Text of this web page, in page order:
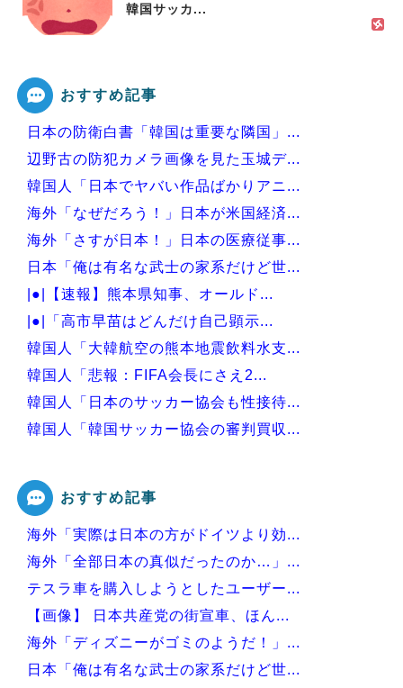
韓国サッカ...
おすすめ記事
日本の防衛白書「韓国は重要な隣国」...
辺野古の防犯カメラ画像を見た玉城デ...
韓国人「日本でヤバい作品ばかりアニ...
海外「なぜだろう！」日本が米国経済...
海外「さすが日本！」日本の医療従事...
日本「俺は有名な武士の家系だけど世...
|●|【速報】熊本県知事、オールド...
|●|「高市早苗はどんだけ自己顕示...
韓国人「大韓航空の熊本地震飲料水支...
韓国人「悲報：FIFA会長にさえ2...
韓国人「日本のサッカー協会も性接待...
韓国人「韓国サッカー協会の審判買収...
Powered by livedoor 相互RSS
おすすめ記事
海外「実際は日本の方がドイツより効...
海外「全部日本の真似だったのか…」...
テスラ車を購入しようとしたユーザー...
【画像】 日本共産党の街宣車、ほん...
海外「ディズニーがゴミのようだ！」...
日本「俺は有名な武士の家系だけど世...